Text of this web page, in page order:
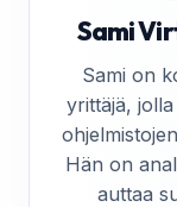
Sami
Sami on
yrittäjä,
Hän on
auttaa